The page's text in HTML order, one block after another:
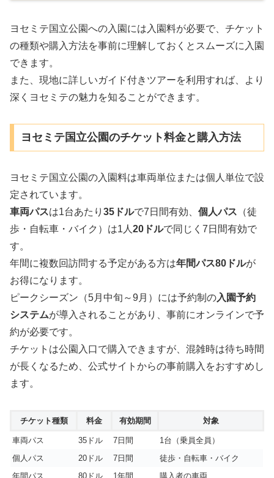
ヨセミテ国立公園への入園には入園料が必要で、チケット
の種類や購入方法を事前に理解しておくとスムーズに入園
できます。
また、現地に詳しいガイド付きツアーを利用すれば、より
深くヨセミテの魅力を知ることができます。
ヨセミテ国立公園のチケット料金と購入方法
ヨセミテ国立公園の入園料は車両単位または個人単位で設
定されています。
車両パスは1台あたり 35ドルで7日間有効、 個人パス （徒
歩・自転車・バイク）は1人 20ドルで同じく7日間有効で
す。
年間に複数回訪問する予定がある方は年間パス80ドルが
お得になります。
ピークシーズン（5月中旬～9月）には予約制の入園予約
システムが導入されることがあり、事前にオンラインで予
約が必要です。
チケットは公園入口で購入できますが、混雑時は待ち時間
が長くなるため、公式サイトからの事前購入をおすすめし
ます。
チケット種類 料金 有効期間 対象
車両パス 35ドル 7日間
1台（乗員全員）
個人パス
20ドル 7日間
徒歩・自転車・バイク
年間パス
80ドル 1年間 購入者の車両